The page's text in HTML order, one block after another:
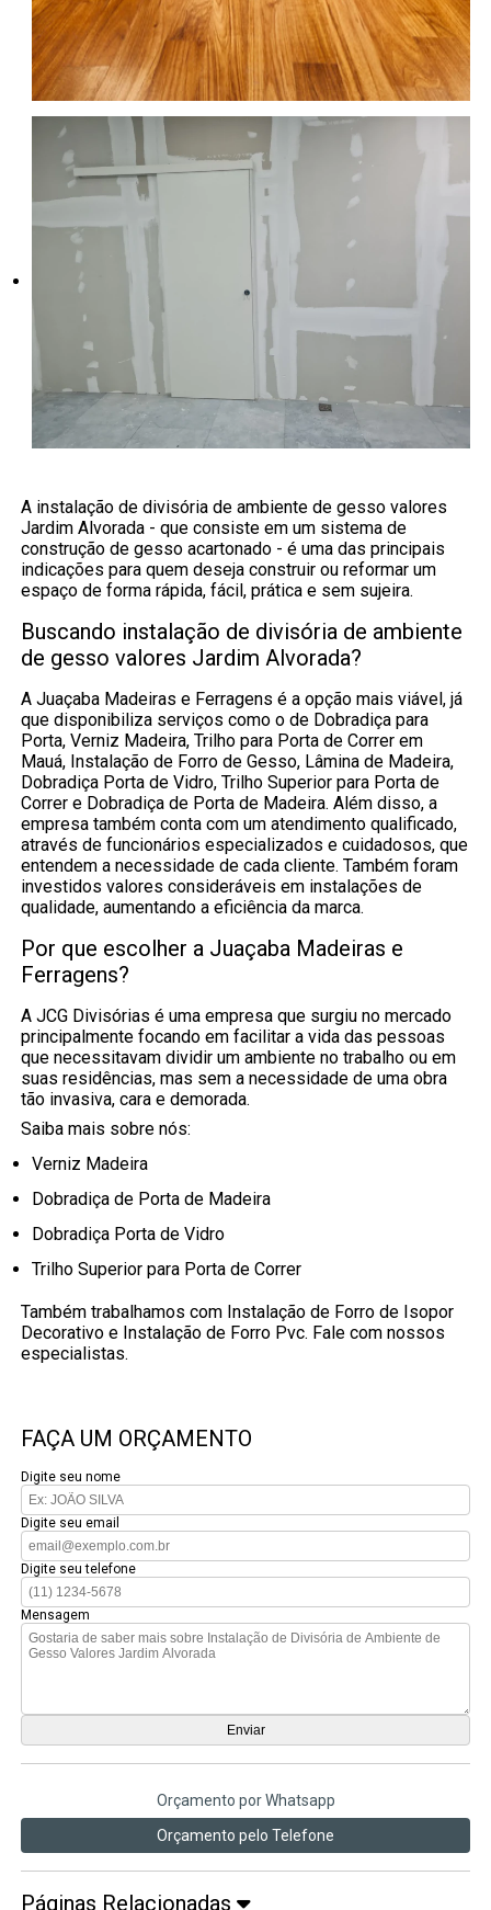
A instalação de divisória de ambiente de gesso valores
Jardim Alvorada - que consiste em um sistema de
construção de gesso acartonado - é uma das principais
indicações para quem deseja construir ou reformar um
espaço de forma rápida, fácil, prática e sem sujeira.
Buscando instalação de divisória de ambiente
de gesso valores Jardim Alvorada?
A Juaçaba Madeiras e Ferragens é a opção mais viável, já
que disponibiliza serviços como o de Dobradiça para
Porta, Verniz Madeira, Trilho para Porta de Correr em
Mauá, Instalação de Forro de Gesso, Lâmina de Madeira,
Dobradiça Porta de Vidro, Trilho Superior para Porta de
Correr e Dobradiça de Porta de Madeira. Além disso, a
empresa também conta com um atendimento qualificado,
através de funcionários especializados e cuidadosos, que
entendem a necessidade de cada cliente. Também foram
investidos valores consideráveis em instalações de
qualidade, aumentando a eficiência da marca.
Por que escolher a Juaçaba Madeiras e
Ferragens?
A JCG Divisórias é uma empresa que surgiu no mercado
principalmente focando em facilitar a vida das pessoas
que necessitavam dividir um ambiente no trabalho ou em
suas residências, mas sem a necessidade de uma obra
tão invasiva, cara e demorada.
Saiba mais sobre nós:
Verniz Madeira
Dobradiça de Porta de Madeira
Dobradiça Porta de Vidro
Trilho Superior para Porta de Correr
Também trabalhamos com Instalação de Forro de Isopor
Decorativo e Instalação de Forro Pvc. Fale com nossos
especialistas.
FAÇA UM ORÇAMENTO
Digite seu nome
Digite seu email
Digite seu telefone
Mensagem
Orçamento por Whatsapp
Orçamento pelo Telefone
Páginas Relacionadas